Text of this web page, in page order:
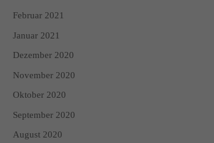
Februar 2021
Januar 2021
Dezember 2020
November 2020
Oktober 2020
September 2020
August 2020